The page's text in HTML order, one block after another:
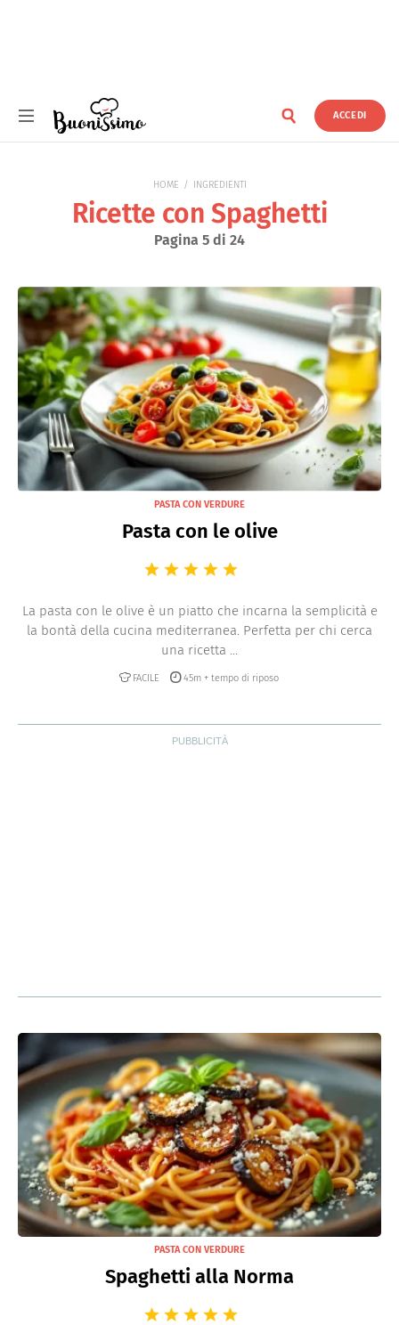
ACCEDI
HOME INGREDIENTI
Ricette con Spaghetti
Pagina 5 di 24
PASTA CON VERDURE
Pasta con le olive
La pasta con le olive è un piatto che incarna la semplicità e
la bontà della cucina mediterranea. Perfetta per chi cerca
una ricetta ...
FACILE 45m + tempo di riposo
PASTA CON VERDURE
Spaghetti alla Norma